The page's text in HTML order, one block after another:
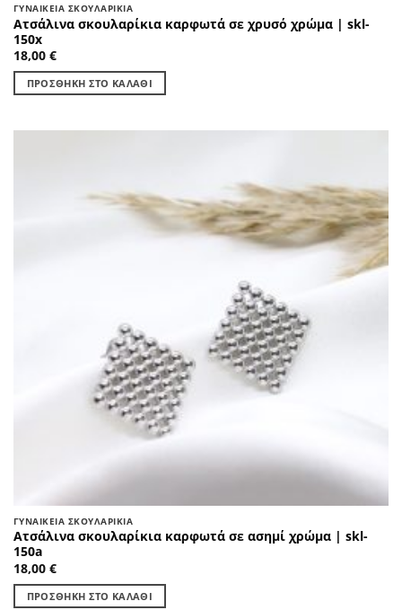
ΓΥΝΑΙΚΕΊΑ ΣΚΟΥΛΑΡΊΚΙΑ
Ατσάλινα σκουλαρίκια καρφωτά σε χρυσό χρώμα | skl-
150x
18,00 €
ΠΡΟΣΘΉΚΗ ΣΤΟ ΚΑΛΆΘΙ
ΓΥΝΑΙΚΕΊΑ ΣΚΟΥΛΑΡΊΚΙΑ
Ατσάλινα σκουλαρίκια καρφωτά σε ασημί χρώμα | skl-
150a
18,00 €
ΠΡΟΣΘΉΚΗ ΣΤΟ ΚΑΛΆΘΙ